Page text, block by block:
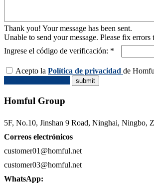
Thank you! Your message has been sent.
Unable to send your message. Please fix errors
Ingrese el código de verificación: *
Acepto la Política de privacidad de
Homful Group
5F, No.10, Jinshan 9 Road, Ninghai, Ningbo,
Correos electrónicos
customer01@homful.net
customer03@homful.net
WhatsApp: